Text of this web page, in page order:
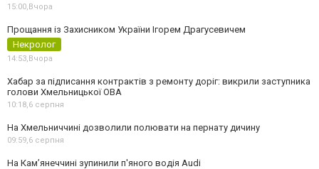
15:00,Вчора
Прощання із Захисником України Ігорем Драгусевичем
Некролог
14:53,Вчора
Хабар за підписання контрактів з ремонту доріг: викрили заступника
голови Хмельницької ОВА
10:18,6 серпня
На Хмельниччині дозволили полювати на пернату дичину
09:59,6 серпня
На Камʼянеччині зупинили п'яного водія Audi